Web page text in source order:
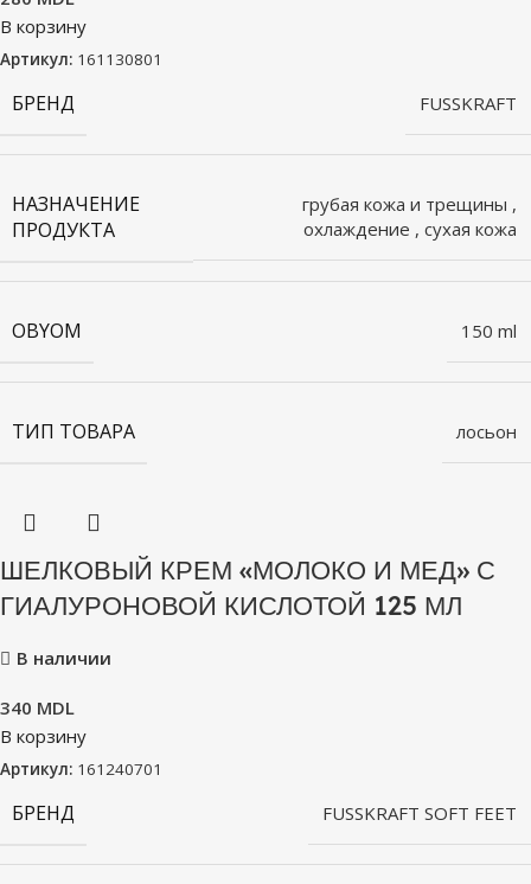
В корзину
Артикул: 161130801
БРЕНД FUSSKRAFT
НАЗНАЧЕНИЕ
ПРОДУКТА
грубая кожа и трещины ,
охлаждение , сухая кожа
OBYOM 150 ml
ТИП ТОВАРА лосьон
ШЕЛКОВЫЙ КРЕМ «МОЛОКО И МЕД» С
ГИАЛУРОНОВОЙ КИСЛОТОЙ 125 МЛ
В наличии
340 MDL
В корзину
Артикул: 161240701
БРЕНД FUSSKRAFT SOFT FEET